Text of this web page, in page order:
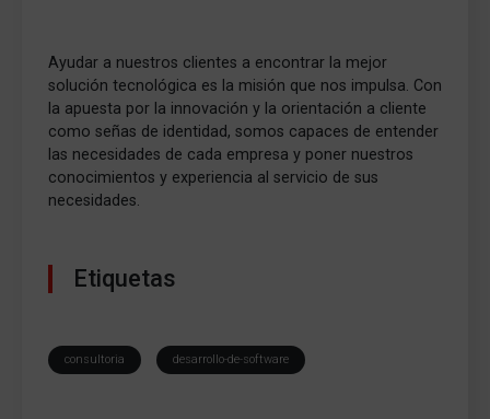
Ayudar a nuestros clientes a encontrar la mejor
solución tecnológica es la misión que nos impulsa. Con
la apuesta por la innovación y la orientación a cliente
como señas de identidad, somos capaces de entender
las necesidades de cada empresa y poner nuestros
conocimientos y experiencia al servicio de sus
necesidades.
Etiquetas
consultoria desarrollo-de-software